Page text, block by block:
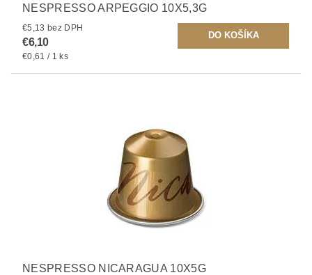
NESPRESSO ARPEGGIO 10X5,3G
€5,13 bez DPH
€6,10
€0,61 / 1 ks
NESPRESSO NICARAGUA 10X5G